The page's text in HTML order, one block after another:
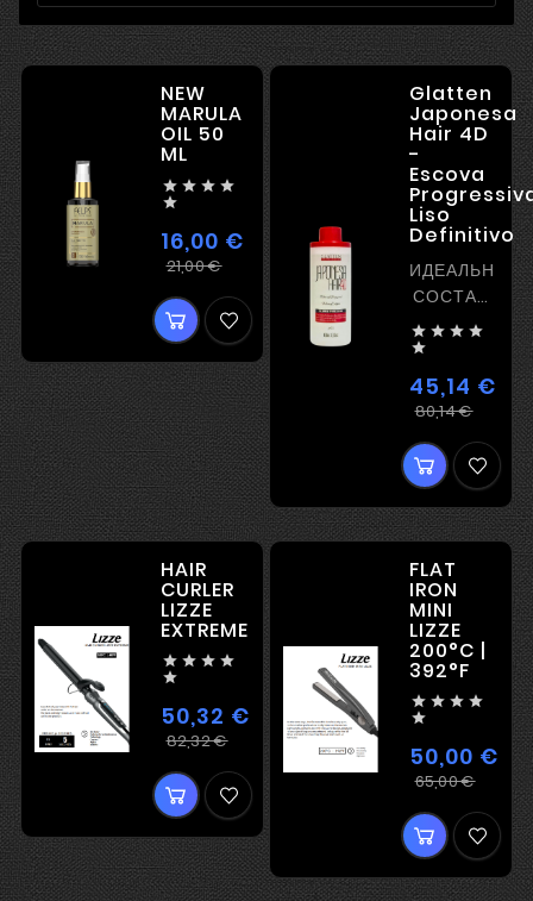
NEW
MARULA
OIL 50
ML
   

16,00 €
21,00 €
Регулярная
цена
Цена
Glatten
Japonesa
Hair 4D
-
Escova
Liso
Definitivo
ИДЕАЛЬНЫЙ
СОСТАВ
ДЛЯ
ВОЛОС
   

45,14 €
80,14 €
цена
Цена
HAIR
CURLER
LIZZE
EXTREME
   

50,32 €
82,32 €
Регулярная
Цена
FLAT
IRON
MINI
LIZZE
200°C |
392°F
   

50,00 €
65,00 €
цена
Цена